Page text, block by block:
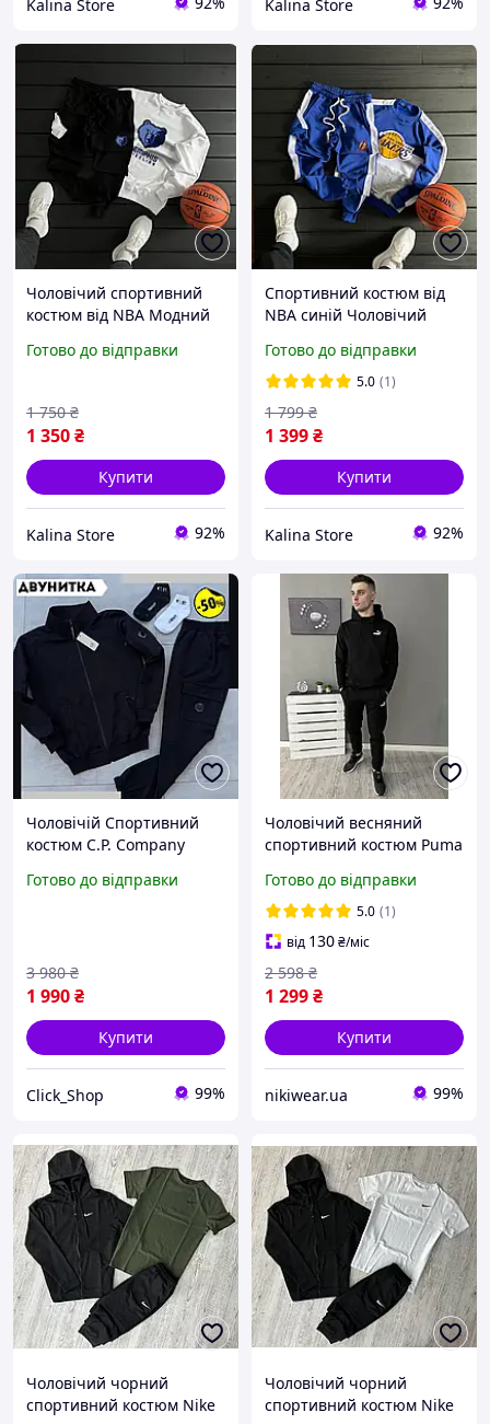
Kalina Store Kalina Store
Чоловічий спортивний
костюм від NBA Модний
чорні штани з принтом
весняний осінній
Готово до відправки
1 350₴
1 750 ₴
Купити
Kalina Store 92%
Спортивний костюм від
NBA синій Чоловічий
з принтом Стильний
повсякденний костюм
весняний осінній
Готово до відправки
5.0 (1)
1 399₴
1 799 ₴
Купити
Kalina Store 92%
Чоловічій Спортивний
костюм C.P. Company
штани демісезонний
Готово до відправки
1 990₴
3 980 ₴
Купити
Click_Shop 99%
Чоловічий весняний
спортивний костюм Puma
Модний осінній костюм
Пума кольору чорний Худі
+ Штани
Готово до відправки
5.0 (1)
від 130₴/міс
1 299₴
2 598 ₴
Купити
nikiwear.ua 99%
Чоловічий чорний
спортивний костюм Nike
Чоловічий чорний
спортивний костюм Nike